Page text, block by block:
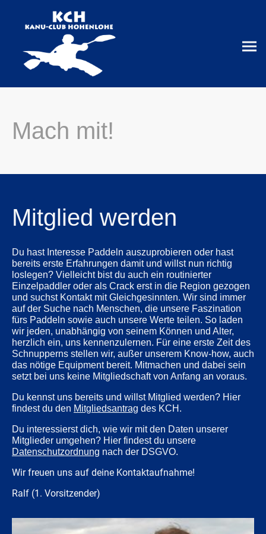
Mach mit!
Mitglied werden
Du hast Interesse Paddeln auszuprobieren oder hast
bereits erste Erfahrungen damit und willst nun richtig
loslegen? Vielleicht bist du auch ein routinierter
Einzelpaddler oder als Crack erst in die Region gezogen
und suchst Kontakt mit Gleichgesinnten. Wir sind immer
auf der Suche nach Menschen, die unsere Faszination
fürs Paddeln sowie auch unsere Werte teilen. So laden
wir jeden, unabhängig von seinem Können und Alter,
herzlich ein, uns kennenzulernen. Für eine erste Zeit des
Schnupperns stellen wir, außer unserem Know-how, auch
das nötige Equipment bereit. Mitmachen und dabei sein
setzt bei uns keine Mitgliedschaft von Anfang an voraus.
Du kennst uns bereits und willst Mitglied werden? Hier
findest du den Mitgliedsantrag des KCH.
Du interessierst dich, wie wir mit den Daten unserer
Mitglieder umgehen? Hier findest du unsere
Datenschutzordnung nach der DSGVO.
Wir freuen uns auf deine Kontaktaufnahme!
Ralf (1. Vorsitzender)